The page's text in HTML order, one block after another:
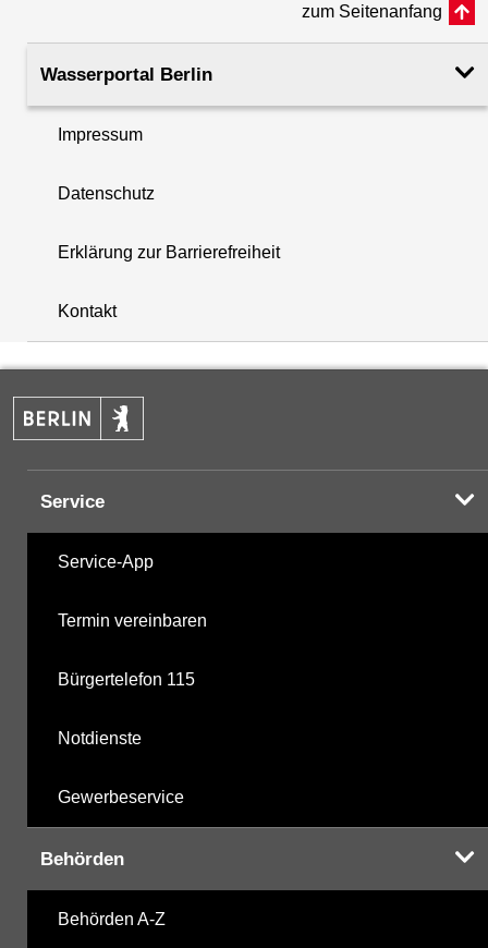
+
−
zum Seitenanfang
Wasserportal Berlin
Impressum
Datenschutz
Erklärung zur Barrierefreiheit
Kontakt
Service
Service-App
Termin vereinbaren
Bürgertelefon 115
Notdienste
Gewerbeservice
Behörden
Behörden A-Z